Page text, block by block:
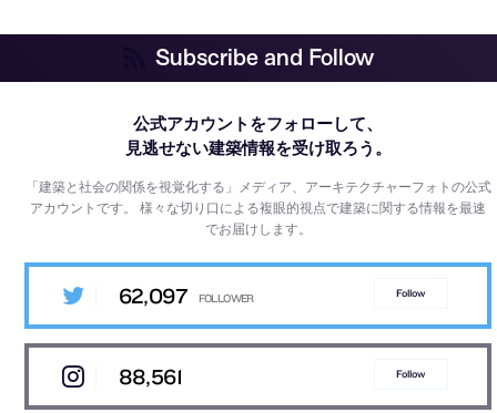
Subscribe and Follow
公式アカウントをフォローして、
見逃せない建築情報を受け取ろう。
「建築と社会の関係を視覚化する」メディア、アーキテクチャーフォトの公式
アカウントです。様々な切り口による複眼的視点で建築に関する情報を最速
でお届けします。
62,097 Follow
88,561 Follow